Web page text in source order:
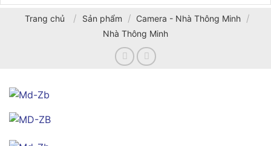
Trang chủ / Sản phẩm / Camera - Nhà Thông Minh /
Nhà Thông Minh